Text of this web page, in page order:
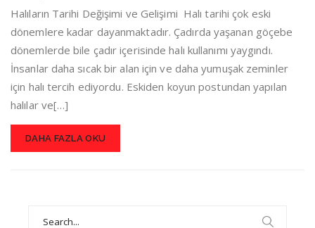
Halıların Tarihi Değişimi ve Gelişimi Halı tarihi çok eski
dönemlere kadar dayanmaktadır. Çadırda yaşanan göçebe
dönemlerde bile çadır içerisinde halı kullanımı yaygındı.
İnsanlar daha sıcak bir alan için ve daha yumuşak zeminler
için halı tercih ediyordu. Eskiden koyun postundan yapılan
halılar ve[…]
DAHA FAZLA OKU